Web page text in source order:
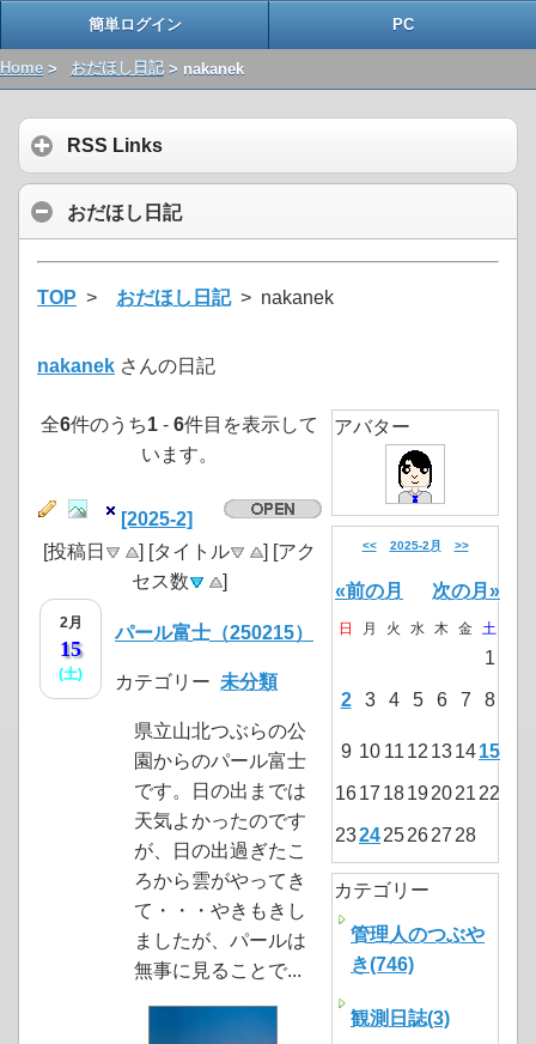
簡単ログイン PC
Home > おだほし日記> nakanek
RSS Links
おだほし日記
TOP > おだほし日記> nakanek
nakanek さんの日記
全6件のうち1 - 6件目を表示して
います。
[2025-2]
[投稿日
] [タイトル
] [アク
セス数
]
2月
15
(土)
パール富士（250215）
カテゴリー 未分類
県立山北つぶらの公
園からのパール富士
です。日の出までは
天気よかったのです
が、日の出過ぎたこ
ろから雲がやってき
て・・・やきもきし
ましたが、パールは
無事に見ることで...
アバター
<< 2025-2月 >>
«前の月 次の月»
日 月 火 水 木 金 土
1
2 3 4 5 6 7 8
9 10 11 12 131415
1617 18192021 22
2324252627 28
カテゴリー
管理人のつぶや
き(746)
観測日誌(3)